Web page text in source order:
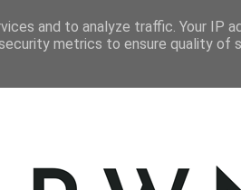
KOSMETYKI GOTOWANIE
and to analyze traffic. Your IP
metrics to ensure quality of